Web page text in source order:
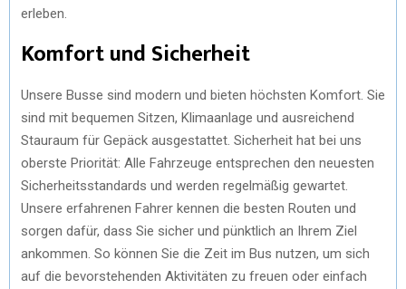
erleben.
Komfort und Sicherheit
Unsere Busse sind modern und bieten höchsten Komfort. Sie
sind mit bequemen Sitzen, Klimaanlage und ausreichend
Stauraum für Gepäck ausgestattet. Sicherheit hat bei uns
oberste Priorität: Alle Fahrzeuge entsprechen den neuesten
Sicherheitsstandards und werden regelmäßig gewartet.
Unsere erfahrenen Fahrer kennen die besten Routen und
sorgen dafür, dass Sie sicher und pünktlich an Ihrem Ziel
ankommen. So können Sie die Zeit im Bus nutzen, um sich
auf die bevorstehenden Aktivitäten zu freuen oder einfach